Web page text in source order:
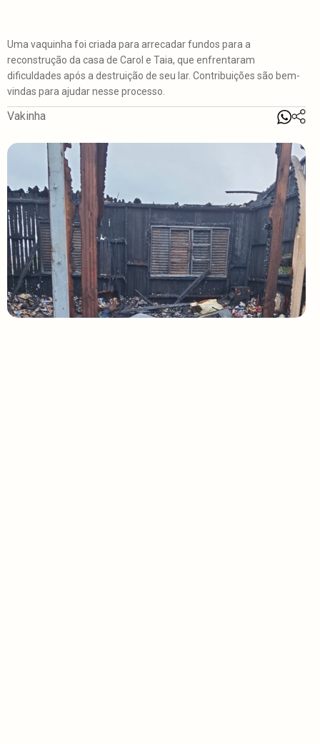
Uma vaquinha foi criada para arrecadar fundos para a
reconstrução da casa de Carol e Taia, que enfrentaram
dificuldades após a destruição de seu lar. Contribuições são bem-
vindas para ajudar nesse processo.
Vakinha